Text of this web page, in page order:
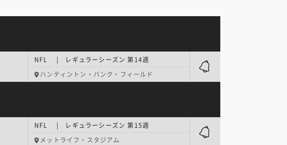
NFL | レギュラーシーズン 第14週
ハンティントン・バンク・フィールド
NFL | レギュラーシーズン 第15週
メットライフ・スタジアム